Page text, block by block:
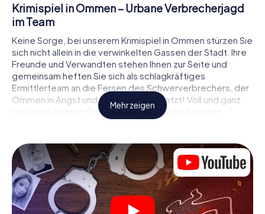
Krimispiel in Ommen – Urbane Verbrecherjagd
im Team
Keine Sorge, bei unserem Krimispiel in Ommen stürzen Sie
sich nicht allein in die verwinkelten Gassen der Stadt. Ihre
Freunde und Verwandten stehen Ihnen zur Seite und
gemeinsam heften Sie sich als schlagkräftiges
Ermittlerteam an die Fersen des Schwerverbrechers, der
Ommen in Angst und Schrecken versetzt! Voll und ganz
verlassen können Sie sich dabei auf Ihr wichtigstes
Ermittlerutensil, Ihr Smartphone. Mittels GPS-Navigation
zahlreichen Schauplätzen in Ommen, die mit der Tat in
Verbindung stehen, und schließlich zum Mörder. An jedem
Ort knacken Sie knifflige Rätsel und kommen so Stück für
Stück der Lösung des Falls immer näher. Anders als bei
einem klassischen Krimi Dinner in Ommen bestimmen also
Sie das Geschehen, bewegen sich an der frischen Luft
Mehr zeigen